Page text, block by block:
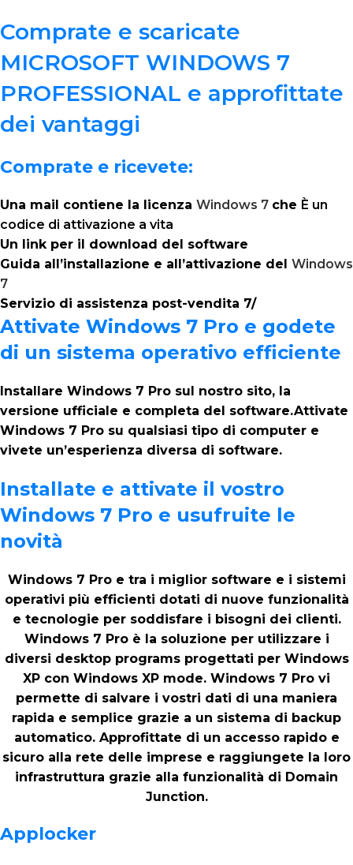
Comprate e scaricate
MICROSOFT WINDOWS 7
PROFESSIONAL e approfittate
dei vantaggi
Comprate e ricevete:
Una mail contiene la licenza Windows 7 che È un
codice di attivazione a vita
Un link per il download del software
Guida all’installazione e all’attivazione del Windows
7
Servizio di assistenza post-vendita 7/
Attivate Windows 7 Pro e godete
di un sistema operativo efficiente
Installare Windows 7 Pro sul nostro sito, la
versione ufficiale e completa del software.Attivate
Windows 7 Pro su qualsiasi tipo di computer e
vivete un’esperienza diversa di software.
Installate e attivate il vostro
Windows 7 Pro e usufruite le
novità
Windows 7 Pro e tra i miglior software e i sistemi
operativi più efficienti dotati di nuove funzionalità
e tecnologie per soddisfare i bisogni dei clienti.
Windows 7 Pro è la soluzione per utilizzare i
diversi desktop programs progettati per Windows
XP con Windows XP mode. Windows 7 Pro vi
permette di salvare i vostri dati di una maniera
rapida e semplice grazie a un sistema di backup
automatico. Approfittate di un accesso rapido e
sicuro alla rete delle imprese e raggiungete la loro
infrastruttura grazie alla funzionalità di Domain
Junction.
Applocker